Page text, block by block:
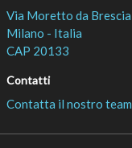
Via Moretto da
Milano - Italia
CAP 20133
Contatti
Contatta il nostro